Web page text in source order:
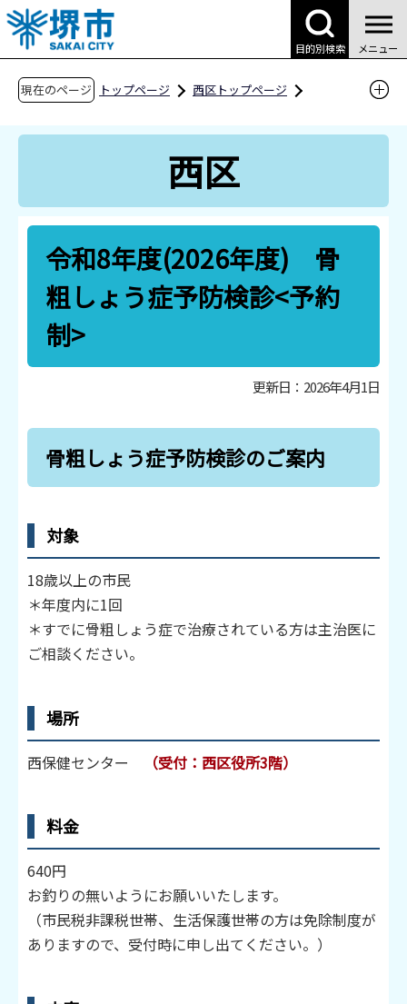
こ
の
ペ
目的別検索 メニュー
現在のページ トップページ
西区トップページ
令和8年度(2026年度) 骨粗しょう症予防検診<
予約制>
西区
令和8年度(2026年度) 骨
粗しょう症予防検診<予約
制>
更新日：2026年4月1日
骨粗しょう症予防検診のご案内
対象
18歳以上の市民
＊年度内に1回
＊すでに骨粗しょう症で治療されている方は主治医に
ご相談ください。
場所
西保健センター （受付：西区役所3階）
料金
640円
お釣りの無いようにお願いいたします。
（市民税非課税世帯、生活保護世帯の方は免除制度が
ありますので、受付時に申し出てください。）